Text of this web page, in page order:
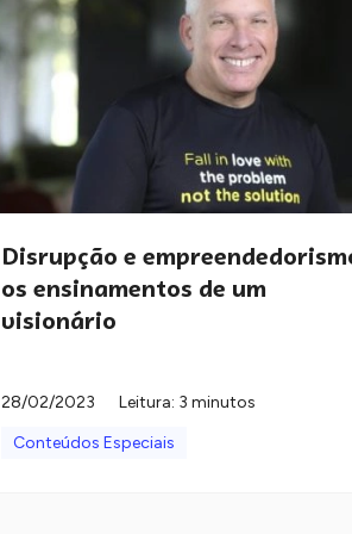
Disrupção e
os ensinamentos de um
visionário
28/02/2023
Leitura: 3 minutos
Conteúdos Especiais